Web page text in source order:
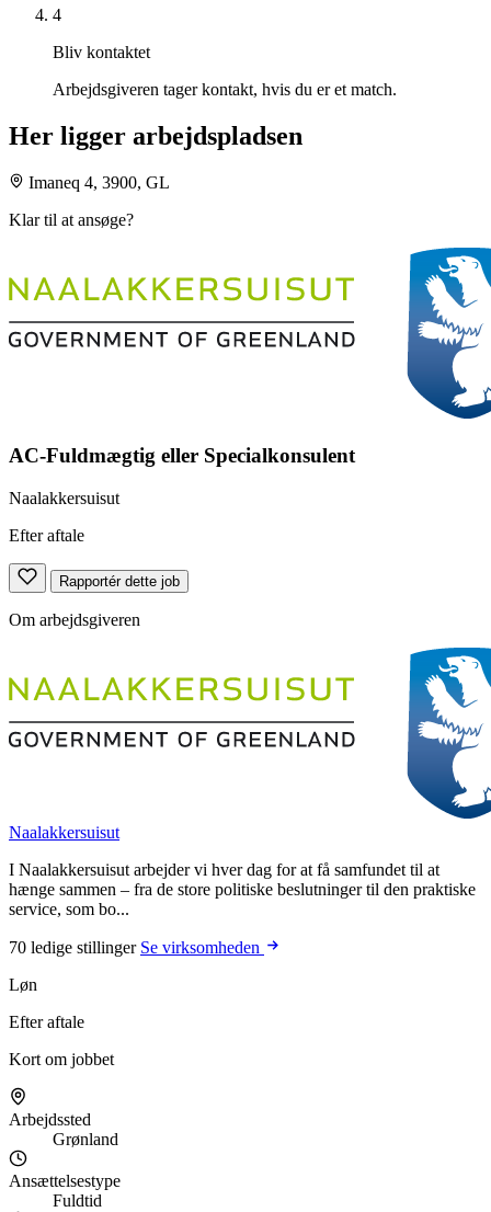
4
Bliv kontaktet
Arbejdsgiveren tager kontakt, hvis du er et match.
Her ligger arbejdspladsen
Imaneq 4, 3900, GL
Klar til at ansøge?
AC-Fuldmægtig eller Specialkonsulent
Naalakkersuisut
Efter aftale
Rapportér dette job
Om arbejdsgiveren
Naalakkersuisut
I Naalakkersuisut arbejder vi hver dag for at få samfundet til at
hænge sammen – fra de store politiske beslutninger til den praktiske
service, som bo...
70 ledige stillinger Se virksomheden
Løn
Efter aftale
Kort om jobbet
Arbejdssted
Grønland
Ansættelsestype
Fuldtid